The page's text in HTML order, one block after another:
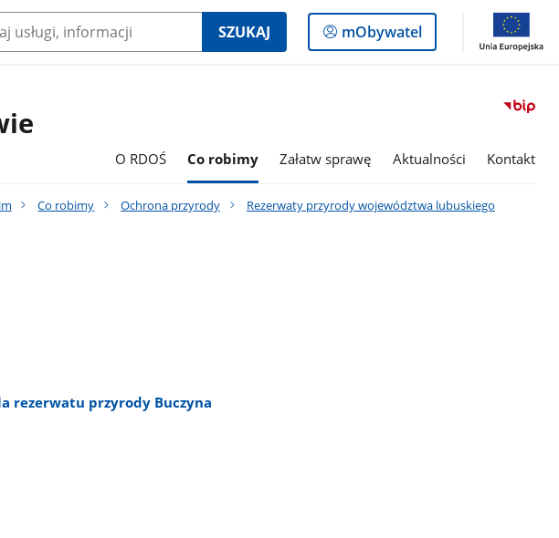
SZUKAJ
Logowanie
do
mObywatel
O RDOŚ Co robimy Załatw sprawę Aktualności Kontakt
Co robimy Ochrona przyrody
Rezerwaty przyrody województwa lubuskiego
rezerwatu przyrody Buczyna